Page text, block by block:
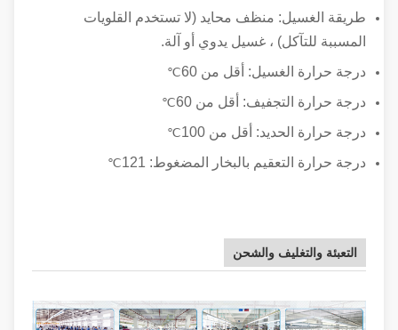
طريقة الغسيل: منظف محايد (لا تستخدم القلويات
المسببة للتآكل) ، غسيل يدوي أو آلة.
درجة حرارة الغسيل: أقل من 60
℃
درجة حرارة التجفيف: أقل من 60 ℃
درجة حرارة الحديد: أقل من 100 ℃
درجة حرارة التعقيم بالبخار المضغوط: 121 ℃
التعبئة والتغليف والشحن